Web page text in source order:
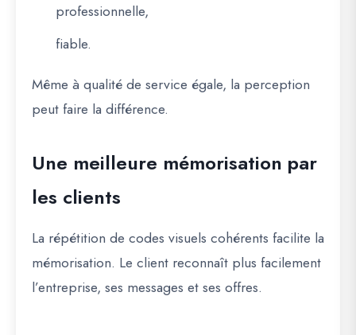
professionnelle,
fiable.
Même à qualité de service égale, la perception
peut faire la différence.
Une meilleure mémorisation par
les clients
La répétition de codes visuels cohérents facilite la
mémorisation. Le client reconnaît plus facilement
l’entreprise, ses messages et ses offres.